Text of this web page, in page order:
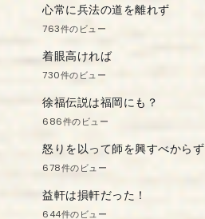
心常に兵法の道を離れず
763件のビュー
着眼高ければ
730件のビュー
徐福伝説は福岡にも？
686件のビュー
怒りを以って師を興すべからず
678件のビュー
益軒は損軒だった！
644件のビュー